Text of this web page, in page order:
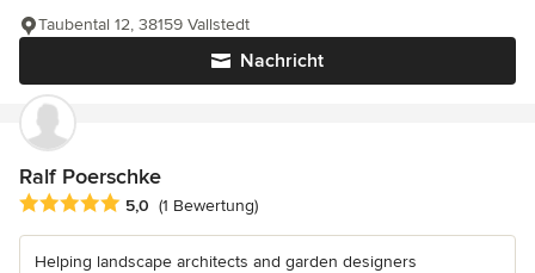
Nachricht
Taubental 12, 38159 Vallstedt
Ralf Poerschke
Durchschnittliche Bewertung: 5 von 5 Sternen
5,0 (1 Bewertung)
Helping landscape architects and garden designers